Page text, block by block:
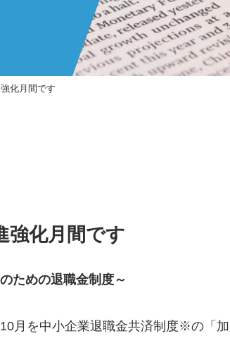
化月間です
強化月間です
ための退職金制度～
月を中小企業退職金共済制度※の「